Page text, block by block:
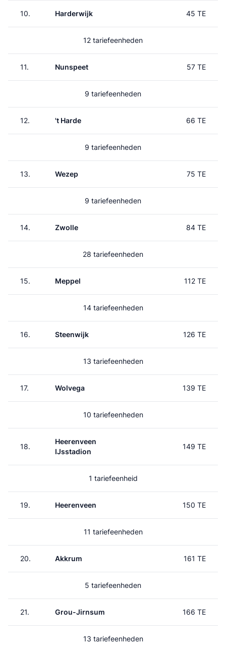
10. Harderwijk 45 TE
12 tariefeenheden
11. Nunspeet 57 TE
9 tariefeenheden
12. 't Harde 66 TE
9 tariefeenheden
13. Wezep 75 TE
9 tariefeenheden
14. Zwolle 84 TE
28 tariefeenheden
15. Meppel 112 TE
14 tariefeenheden
16. Steenwijk 126 TE
13 tariefeenheden
17. Wolvega 139 TE
10 tariefeenheden
18.
Heerenveen
IJsstadion
149 TE
1 tariefeenheid
19. Heerenveen 150 TE
11 tariefeenheden
20. Akkrum 161 TE
5 tariefeenheden
21. Grou-Jirnsum 166 TE
13 tariefeenheden